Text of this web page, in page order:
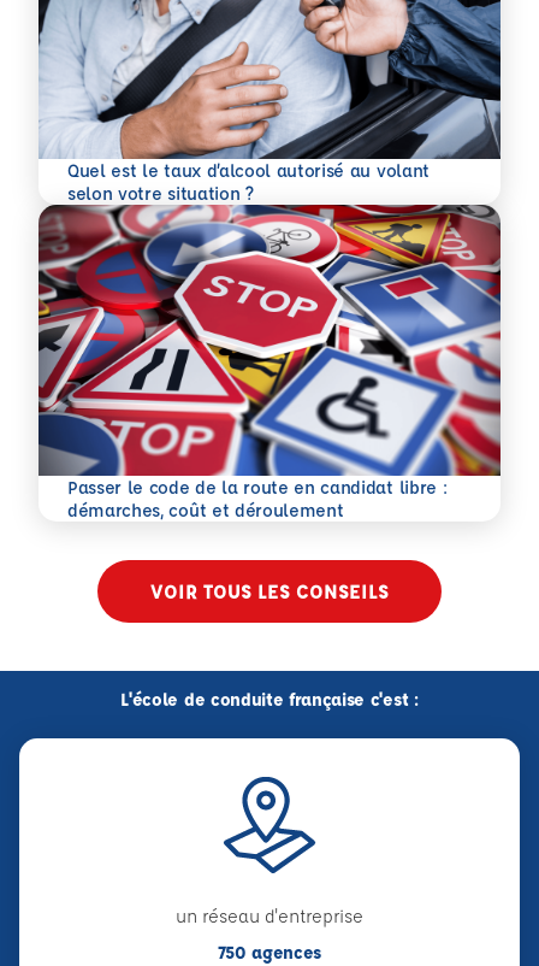
Quel est le taux d’alcool autorisé au volant
selon votre situation ?
En savoir plus
Passer le code de la route en candidat libre :
démarches, coût et déroulement
En savoir plus
VOIR TOUS LES CONSEILS
L'école de conduite française c'est :
un réseau d'entreprise
750 agences